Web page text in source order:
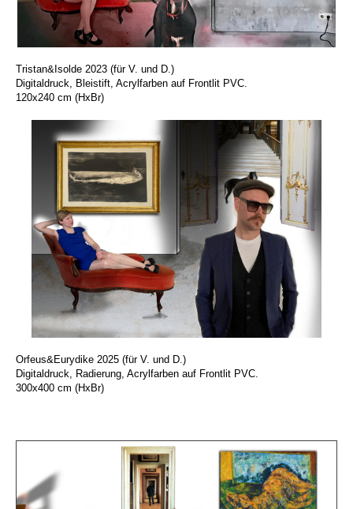
Tristan&Isolde 2023 (für V. und D.)
Digitaldruck, Bleistift, Acrylfarben auf Frontlit PVC.
120x240 cm (HxBr)
Orfeus&Eurydike 2025 (für V. und D.)
Digitaldruck, Radierung, Acrylfarben auf Frontlit PVC.
300x400 cm (HxBr)